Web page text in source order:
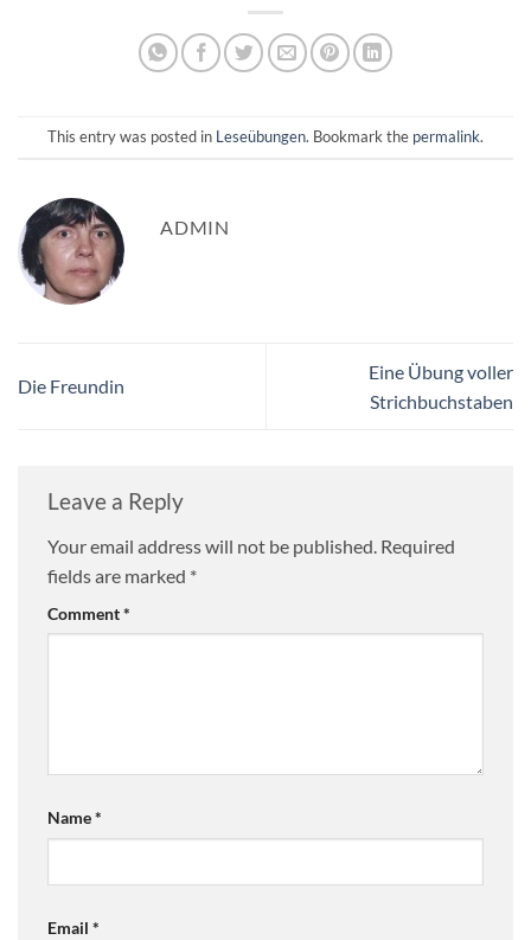
This entry was posted in Leseübungen. Bookmark the permalink.
ADMIN
Die Freundin
Eine Übung voller
Strichbuchstaben
Leave a Reply
Your email address will not be published. Required
fields are marked *
Comment*
Name*
Email *